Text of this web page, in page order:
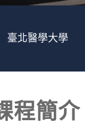
臺北醫學大學
程簡介